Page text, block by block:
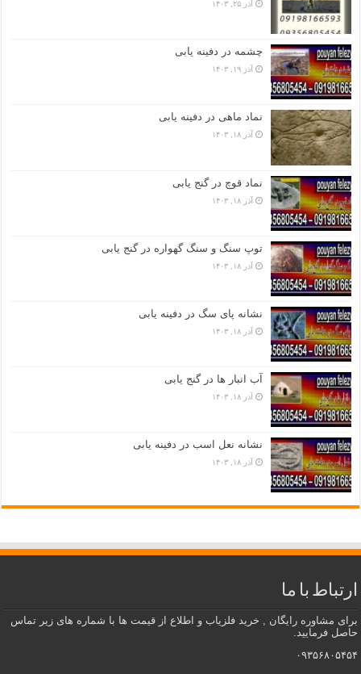
آذر ۲۵, ۱۴۰۳
چشمه در دفینه یابی
آذر ۱۹, ۱۴۰۳
نماد ماهی در دفینه یابی
آذر ۱۸, ۱۴۰۳
نماد قوچ در گنج یابی
آذر ۱۸, ۱۴۰۳
توپ سنگ و سنگ گهواره در گنج یابی
آذر ۱۸, ۱۴۰۳
نشانه پای سگ در دفینه یابی
آذر ۱۸, ۱۴۰۳
آب انبار ها در گنج یابی
آذر ۱۸, ۱۴۰۳
نشانه نعل اسب در دفینه یابی
آذر ۱۸, ۱۴۰۳
ارتباط با ما
برای مشاوره رایگان , خرید فلزیاب و اطلاع از قیمت ها با شماره های زیر تماس
حاصل فرمایید.
۰۹۳۵۶۸۰۵۴۵۴